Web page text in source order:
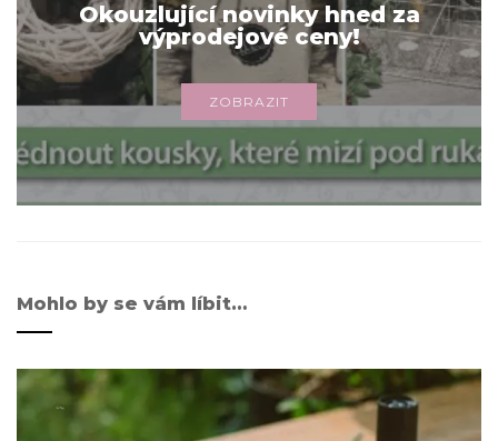
Okouzlující novinky hned za
výprodejové ceny!
ZOBRAZIT
Mohlo by se vám líbit…